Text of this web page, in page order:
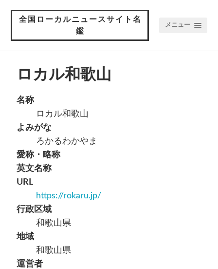
全国ローカルニュースサイト名
鑑
メニュー
ロカル和歌山
名称
ロカル和歌山
よみがな
ろかるわかやま
愛称・略称
英文名称
URL
https://rokaru.jp/
行政区域
和歌山県
地域
和歌山県
運営者